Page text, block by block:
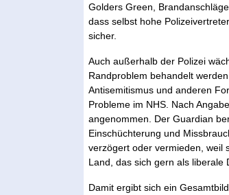
Golders Green,
dass selbst hohe
sicher.
Auch außerhalb der Polizei
Randproblem behandelt
Antisemitismus und anderen
Probleme im NHS. Nach
angenommen. Der Guardian
Einschüchterung und
verzögert oder vermieden, weil
Land, das sich gern als liberale
Damit ergibt sich ein